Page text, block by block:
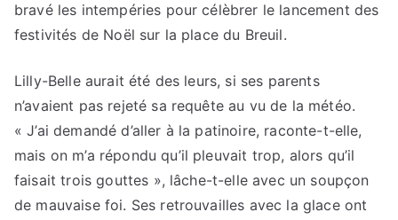
bravé les intempéries pour célèbrer le lancement des
festivités de Noël sur la place du Breuil.
Lilly-Belle aurait été des leurs, si ses parents
n’avaient pas rejeté sa requête au vu de la météo.
« J’ai demandé d’aller à la patinoire, raconte-t-elle,
mais on m’a répondu qu’il pleuvait trop, alors qu’il
faisait trois gouttes », lâche-t-elle avec un soupçon
de mauvaise foi. Ses retrouvailles avec la glace ont